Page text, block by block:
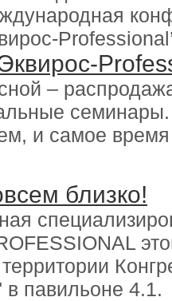
–
и самое
близко!
в павильоне 4.1.